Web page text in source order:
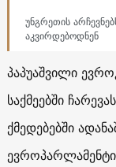
უნგრეთის
აკვირდებოდნენ
პაპუაშვილი
საქმეებში
ქმედებებში